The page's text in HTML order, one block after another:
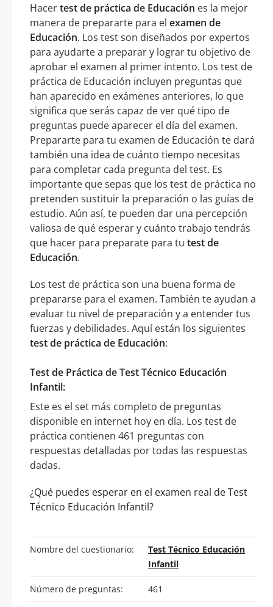
Hacertest de práctica de Educación es la mejor
manera de prepararte para el examen de
Educación. Los test son diseñados por expertos
para ayudarte a preparar y lograr tu objetivo de
aprobar el examen al primer intento. Los test de
práctica de Educación incluyen preguntas que
han aparecido en exámenes anteriores, lo que
significa que serás capaz de ver qué tipo de
preguntas puede aparecer el día del examen.
Prepararte para tu examen de Educación te dará
también una idea de cuánto tiempo necesitas
para completar cada pregunta del test. Es
importante que sepas que los test de práctica no
pretenden sustituir la preparación o las guías de
estudio. Aún así, te pueden dar una percepción
valiosa de qué esperar y cuánto trabajo tendrás
que hacer para preparate para tu test de
Educación.
Los test de práctica son una buena forma de
prepararse para el examen. También te ayudan a
evaluar tu nivel de preparación y a entender tus
fuerzas y debilidades. Aquí están los siguientes
test de práctica de Educación:
Test de Práctica de Test Técnico Educación
Infantil:
Este es el set más completo de preguntas
disponible en internet hoy en día. Los test de
práctica contienen 461 preguntas con
respuestas detalladas por todas las respuestas
dadas.
¿Qué puedes esperar en el examen real de Test
Técnico Educación Infantil?
Nombre del cuestionario:
Test Técnico Educación
Infantil
Número de preguntas: 461